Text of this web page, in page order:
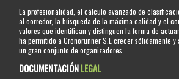
La profesionalidad, el cálculo avanzado de
al corredor, la búsqueda de la máxima calidad y el
valores que identifican y distinguen la forma de
ha permitido a Cronorunner S.L crecer sólidamente
un gran conjunto de organizadores.
DOCUMENTACIÓNLEGAL